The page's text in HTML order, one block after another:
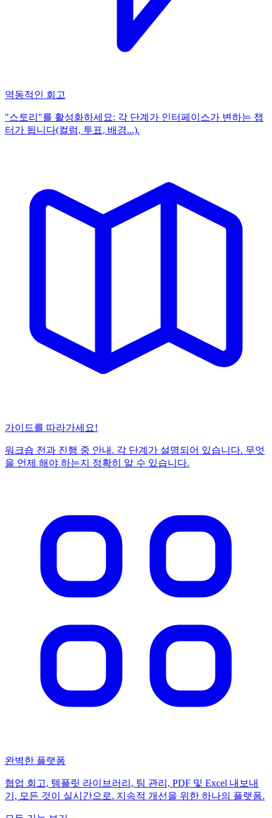
역동적인 회고
"스토리"를 활성화하세요: 각 단계가 인터페이스가 변하는 챕
터가 됩니다(컬럼, 투표, 배경...).
가이드를 따라가세요!
워크숍 전과 진행 중 안내. 각 단계가 설명되어 있습니다. 무엇
을 언제 해야 하는지 정확히 알 수 있습니다.
완벽한 플랫폼
협업 회고, 템플릿 라이브러리, 팀 관리, PDF 및 Excel 내보내
기, 모든 것이 실시간으로. 지속적 개선을 위한 하나의 플랫폼.